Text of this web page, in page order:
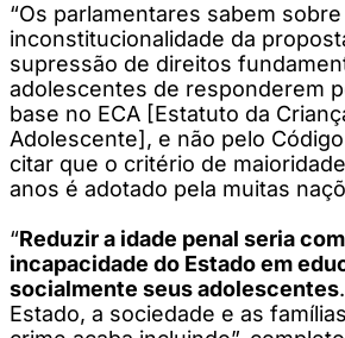
“Os parlamentares sabem sobre
inconstitucionalidade da
supressão de direitos
adolescentes de responderem
base no ECA [Estatuto da
Adolescente], e não pelo Código
citar que o critério de
anos é adotado pela muitas
“Reduzir a idade penal seria
incapacidade do Estado em
socialmente seus adolescentes
Estado, a sociedade e as